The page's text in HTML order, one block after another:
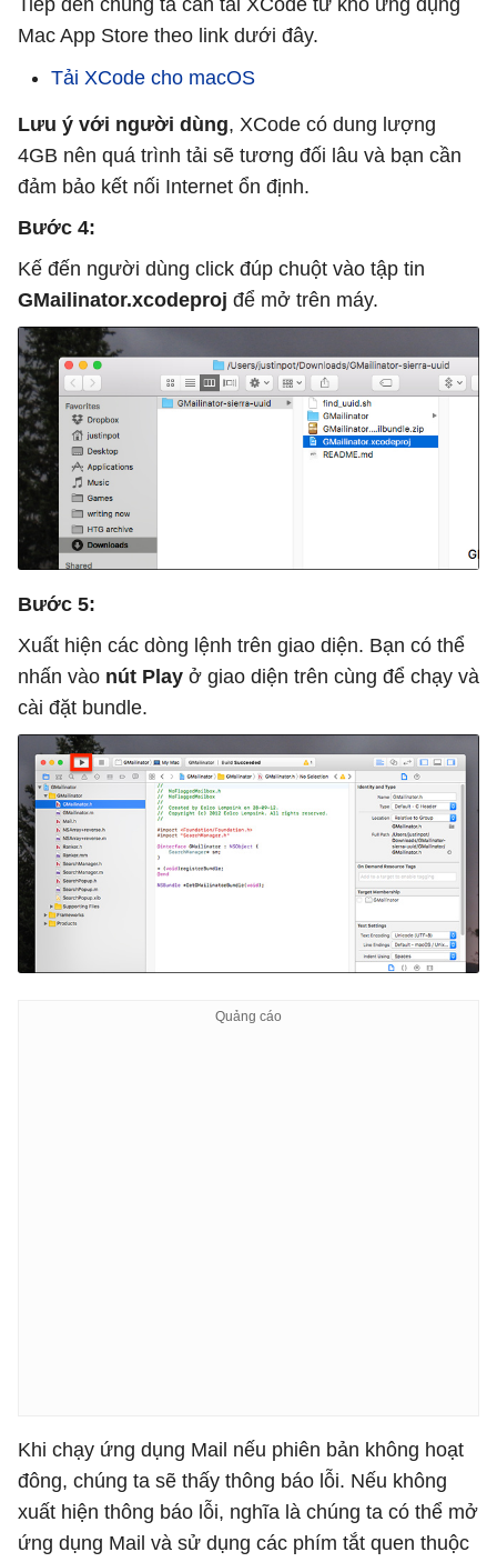
Tiếp đến chúng ta cần tải XCode từ kho ứng dụng
Mac App Store theo link dưới đây.
Tải XCode cho macOS
Lưu ý với người dùng, XCode có dung lượng
4GB nên quá trình tải sẽ tương đối lâu và bạn cần
đảm bảo kết nối Internet ổn định.
Bước 4:
Kế đến người dùng click đúp chuột vào tập tin
GMailinator.xcodeproj để mở trên máy.
Bước 5:
Xuất hiện các dòng lệnh trên giao diện. Bạn có thể
nhấn vào nút Play ở giao diện trên cùng để chạy và
cài đặt bundle.
Khi chạy ứng dụng Mail nếu phiên bản không hoạt
đông, chúng ta sẽ thấy thông báo lỗi. Nếu không
xuất hiện thông báo lỗi, nghĩa là chúng ta có thể mở
ứng dụng Mail và sử dụng các phím tắt quen thuộc